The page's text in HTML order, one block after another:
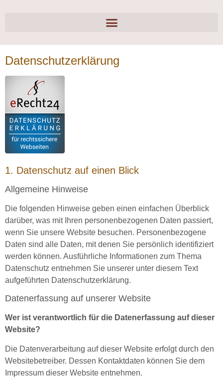
Datenschutzerklärung
1. Datenschutz auf einen Blick
Allgemeine Hinweise
Die folgenden Hinweise geben einen einfachen Überblick
darüber, was mit Ihren personenbezogenen Daten passiert,
wenn Sie unsere Website besuchen. Personenbezogene
Daten sind alle Daten, mit denen Sie persönlich identifiziert
werden können. Ausführliche Informationen zum Thema
Datenschutz entnehmen Sie unserer unter diesem Text
aufgeführten Datenschutzerklärung.
Datenerfassung auf unserer Website
Wer ist verantwortlich für die Datenerfassung auf dieser
Website?
Die Datenverarbeitung auf dieser Website erfolgt durch den
Websitebetreiber. Dessen Kontaktdaten können Sie dem
Impressum dieser Website entnehmen.